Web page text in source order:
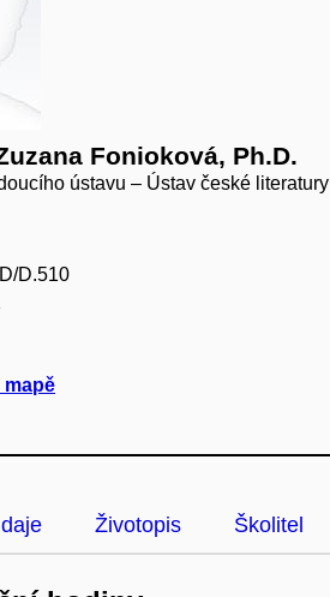
Fonioková, Ph.D.
ústavu – Ústav české literatury
D.510
mapě
Životopis Školitel